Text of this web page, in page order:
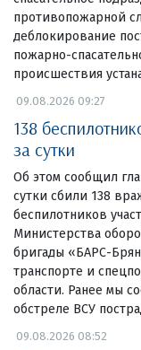
противопожарной
деблокирование
пожарно-
происшествия
09.08.2026 09:27
138
за сутки
Об этом сообщил
сутки сбили 138
беспилотников
Министерства
бригады «БАРС-
транспорте и
области. Ранее мы
обстреле ВСУ
09.08.2026 08:52